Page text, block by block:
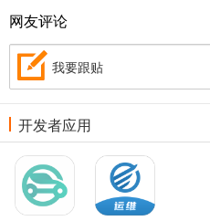
网友评论
我要跟贴
开发者应用